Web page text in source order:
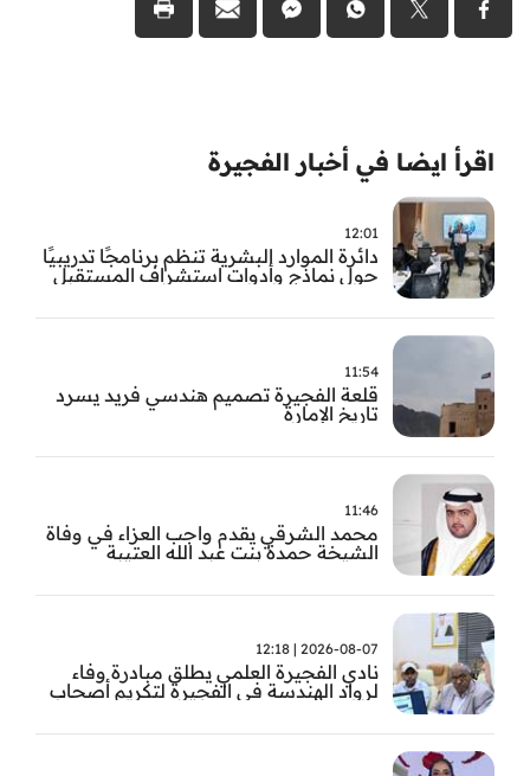
اقرأ ايضا في أخبار الفجيرة
12:01
دائرة الموارد البشرية تنظم برنامجًا تدريبيًا
حول نماذج وأدوات استشراف المستقبل
11:54
قلعة الفجيرة تصميم هندسي فريد يسرد
تاريخ الإمارة
11:46
محمد الشرقي يقدم واجب العزاء في وفاة
الشيخة حمدة بنت عبد الله العتيبة
2026-08-07 | 12:18
نادي الفجيرة العلمي يطلق مبادرة وفاء
لرواد الهندسة في الفجيرة لتكريم أصحاب